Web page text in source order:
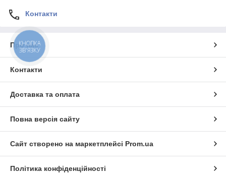
Контакти
Про нас
Контакти
Доставка та оплата
Повна версія сайту
Сайт створено на маркетплейсі Prom.ua
Політика конфіденційності
КНОПКА
ЗВ'ЯЗКУ